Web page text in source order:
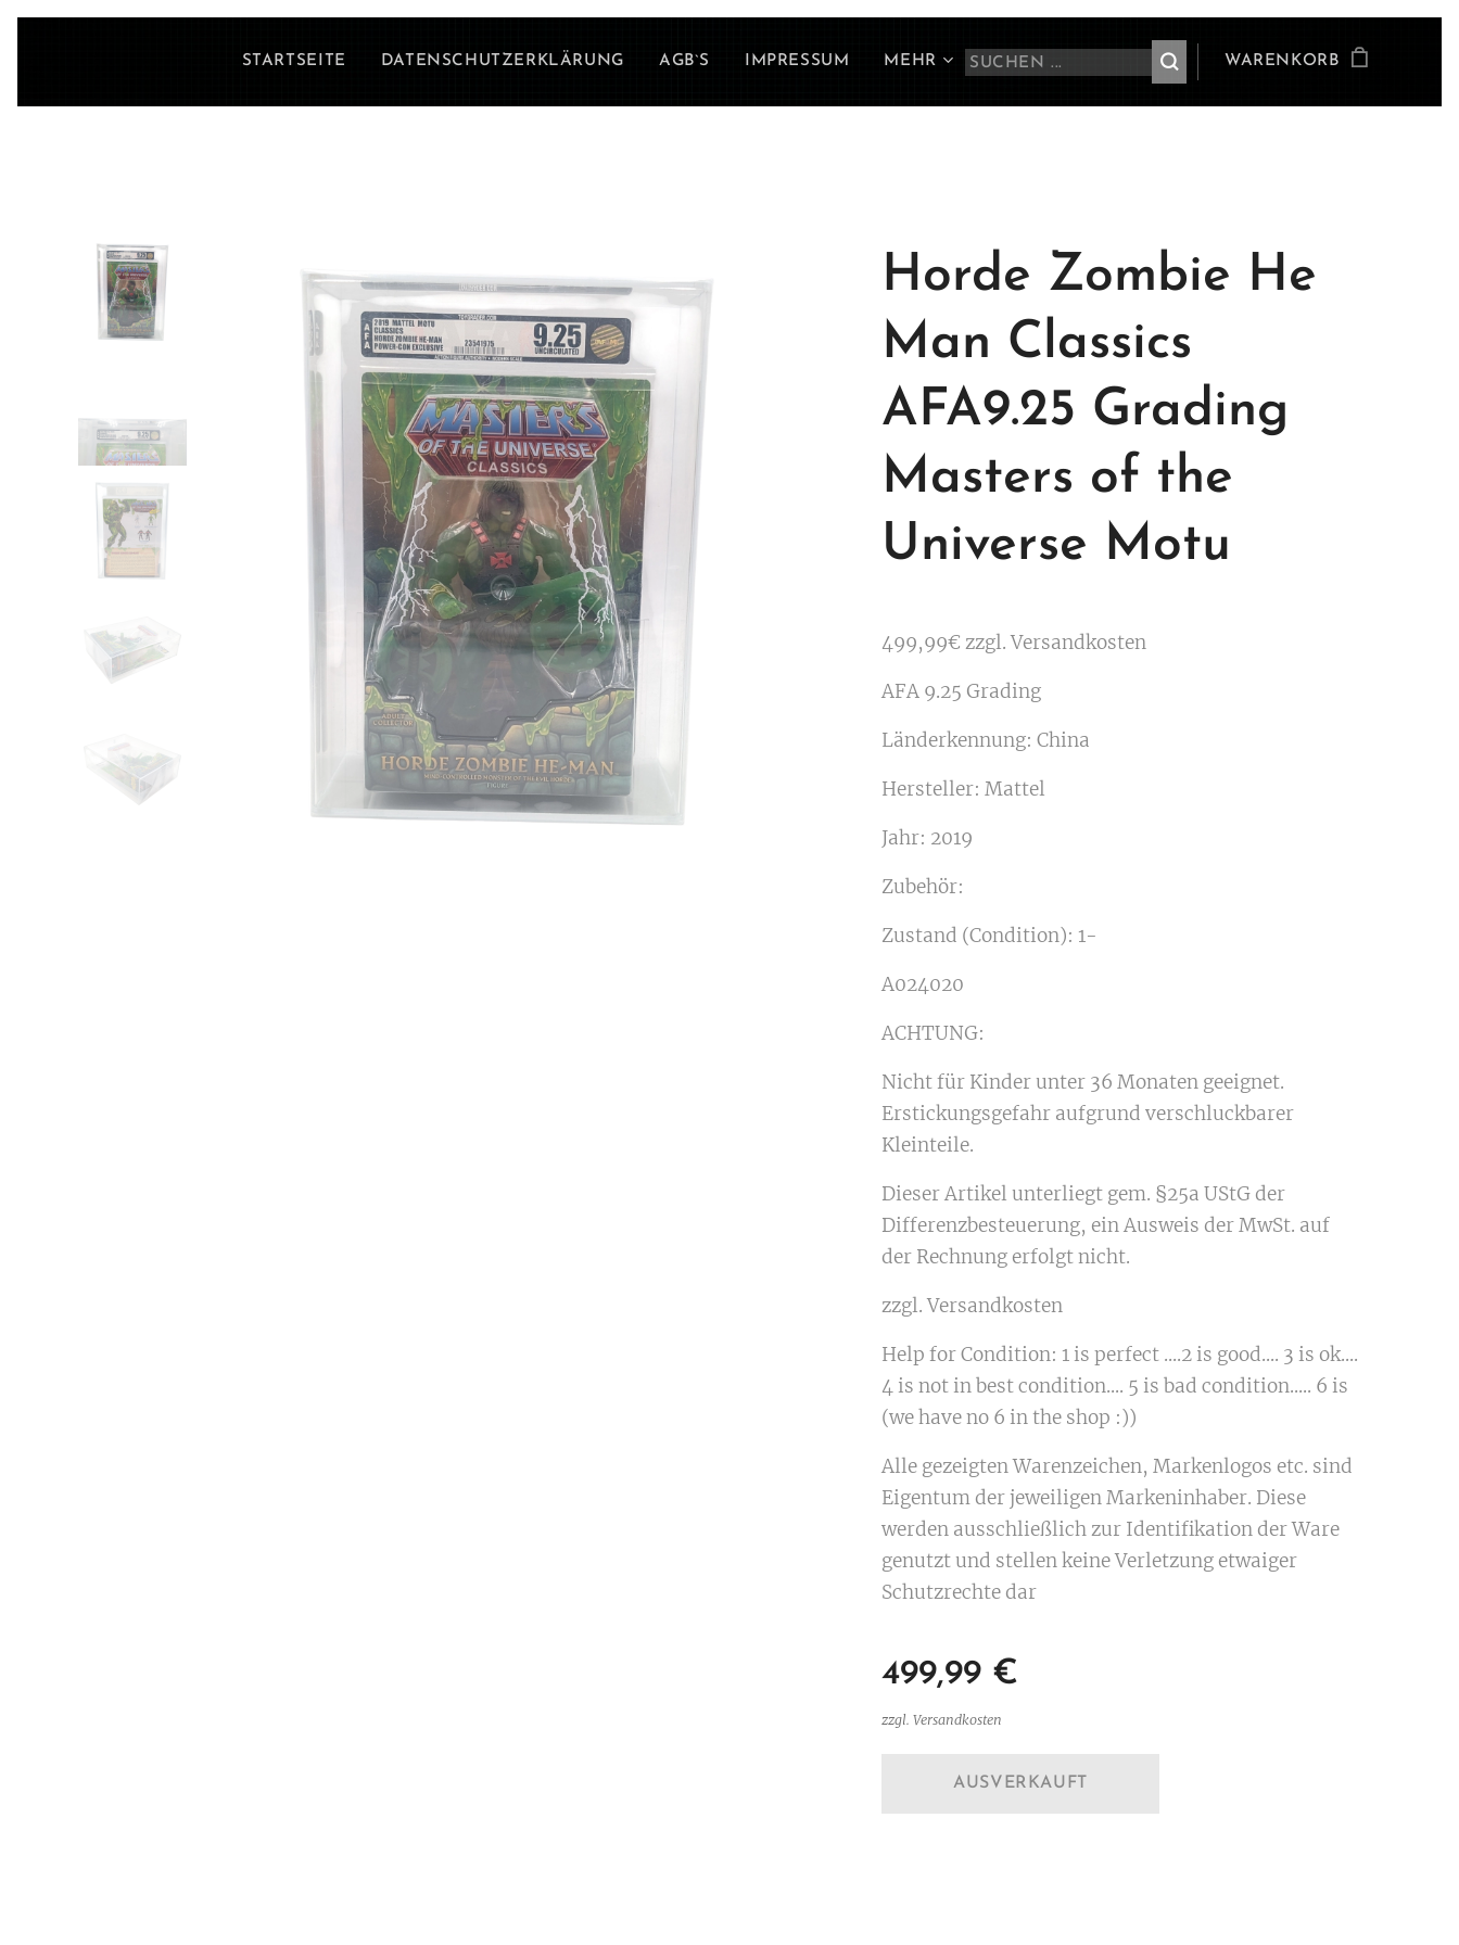
STARTSEITE DATENSCHUTZERKLÄRUNG AGB`S IMPRESSUM MEHR WARENKORB
Horde Zombie He
Man Classics
AFA9.25 Grading
Masters of the
Universe Motu
499,99€ zzgl. Versandkosten
AFA 9.25 Grading
Länderkennung: China
Hersteller: Mattel
Jahr: 2019
Zubehör:
Zustand (Condition): 1-
A024020
ACHTUNG:
Nicht für Kinder unter 36 Monaten geeignet.
Erstickungsgefahr aufgrund verschluckbarer
Kleinteile.
Dieser Artikel unterliegt gem. §25a UStG der
Differenzbesteuerung, ein Ausweis der MwSt. auf
der Rechnung erfolgt nicht.
zzgl. Versandkosten
Help for Condition: 1 is perfect ....2 is good.... 3 is ok....
4 is not in best condition.... 5 is bad condition..... 6 is
(we have no 6 in the shop :))
Alle gezeigten Warenzeichen, Markenlogos etc. sind
Eigentum der jeweiligen Markeninhaber. Diese
werden ausschließlich zur Identifikation der Ware
genutzt und stellen keine Verletzung etwaiger
Schutzrechte dar
499,99 €
zzgl. Versandkosten
AUSVERKAUFT